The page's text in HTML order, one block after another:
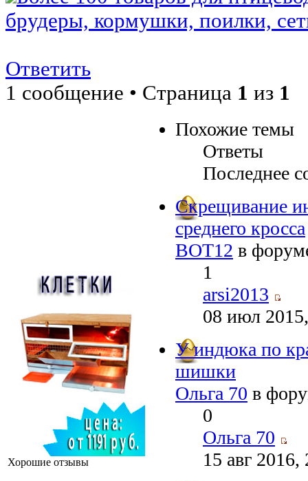
брудеры, кормушки, поилки,
Ответить
1 сообщение • Страница 1 из 1
Хорошие отзывы
Похожие темы
Ответы
Последнее
Скрещивание
среднего кросса
BOT12 в
1
arsi2013
08 июл
У индюка по
шишки
Ольга 70 в
0
Ольга 70
15 авг 2016,